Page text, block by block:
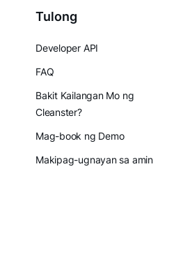
Tulong
Developer API
FAQ
Bakit Kailangan Mo ng
Cleanster?
Mag-book ng Demo
Makipag-ugnayan sa amin